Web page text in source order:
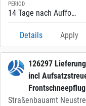
PERIOD
14 Tage nach Aufforderung until 30.11.2027
Details Apply
126297
incl
Frontschneepflug
Straßenbauamt